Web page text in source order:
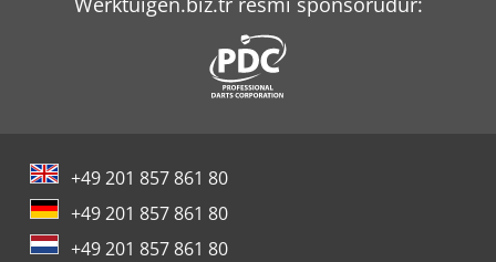
+49 201 857 861 80
+49 201 857 861 80
+49 201 857 861 80